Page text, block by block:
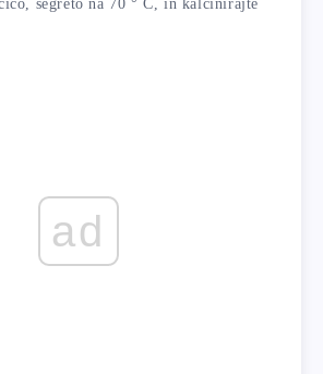
segreto na 70 ° C, in kalcinirajte
ad